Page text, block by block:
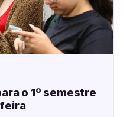
o 1º semestre